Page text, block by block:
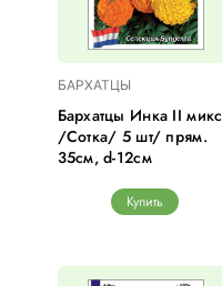
БАРХАТЦЫ
Бархатцы Инка II микс
/Сотка/ 5 шт/ прям.
35см, d-12см
Купить